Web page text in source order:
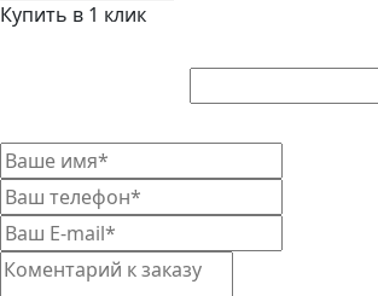
Купить в 1 клик